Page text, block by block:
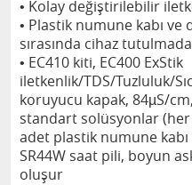
• Kolay değiştirilebilir
• Plastik numune kabı ve
sırasında cihaz
• EC410 kiti, EC400 ExStik
iletkenlik/TDS/Tuzluluk/
koruyucu kapak, 84µS/
standart solüsyonlar (her
adet plastik numune kabı
SR44W saat pili, boyun
oluşur